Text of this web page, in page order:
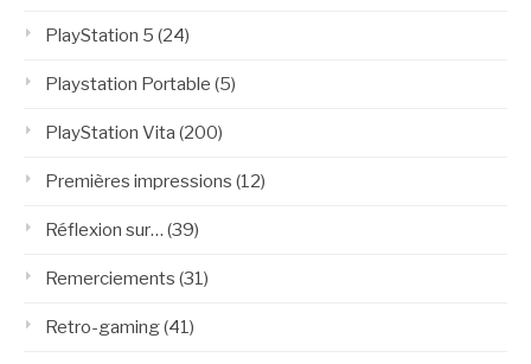
PlayStation 5 (24)
Playstation Portable (5)
PlayStation Vita (200)
Premières impressions (12)
Réflexion sur… (39)
Remerciements (31)
Retro-gaming(41)